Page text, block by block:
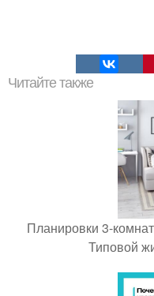
Читайте также
Планировки 3-
Типовой